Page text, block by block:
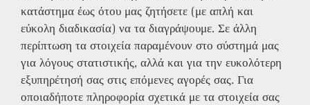
κατάστημα έως ότου μας ζητήσετε (με απλή και
εύκολη διαδικασία) να τα διαγράψουμε. Σε άλλη
περίπτωση τα στοιχεία παραμένουν στο σύστημά μας
για λόγους στατιστικής, αλλά και για την ευκολότερη
εξυπηρέτησή σας στις επόμενες αγορές σας. Για
οποιαδήποτε πληροφορία σχετικά με τα στοιχεία σας